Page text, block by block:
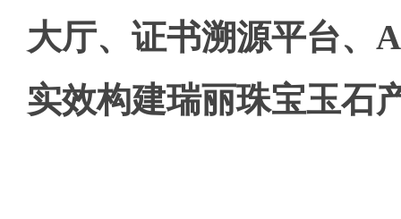
大厅、证书溯源平台、
实效构建瑞丽珠宝玉石